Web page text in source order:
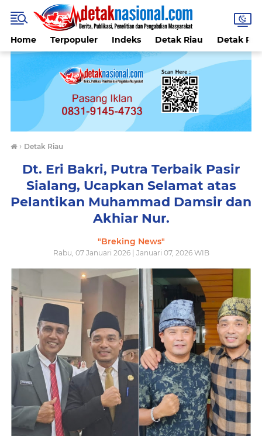
Home Terpopuler Indeks Detak Riau Detak
› Detak Riau
Dt. Eri Bakri, Putra Terbaik Pasir
Sialang, Ucapkan Selamat atas
Pelantikan Muhammad Damsir dan
Akhiar Nur.
"Breking News"
Rabu, 07 Januari 2026 | Januari 07, 2026 WIB